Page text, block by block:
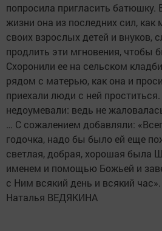
попросила пригласить батюшку.
жизни она из последних сил, как
своих взрослых детей и внуков,
продлить эти мгновения, чтобы
Схоронили ее на сельском
рядом с матерью, как она и
приехали люди с ней
недоумевали: ведь не
… С сожалением добавляли:
годочка, надо бы было ей еще
светлая, добрая, хорошая была
именем и помощью Божьей и
с Ним всякий день и всякий час».
Наталья ВЕДЯКИНА